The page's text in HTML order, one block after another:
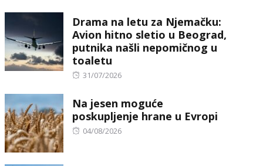
Drama na letu za Njemačku:
Avion hitno sletio u Beograd,
putnika našli nepomičnog u
toaletu
Posted
31/07/2026
Na jesen moguće
poskupljenje hrane u Evropi
Posted
04/08/2026